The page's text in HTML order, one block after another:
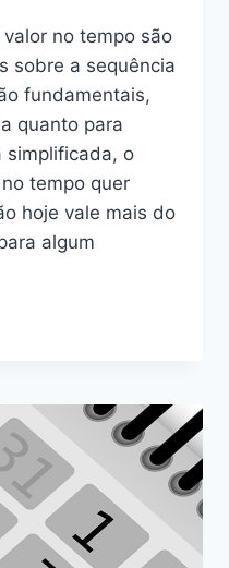
no tempo são
sobre a sequência
fundamentais,
quanto para
simplificada, o
tempo quer
hoje vale mais do
algum